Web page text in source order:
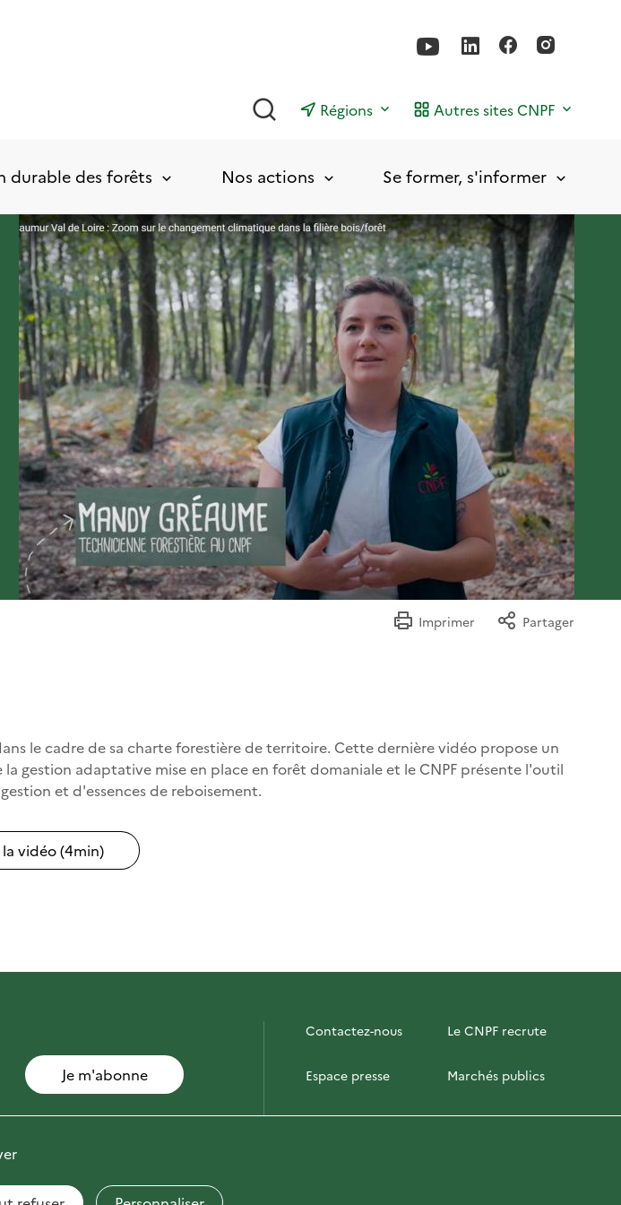
Rechercher
Régions Autres sites CNPF
durable des forêts Nos actions Se former, s'informer
Imprimer Partager
le cadre de sa charte forestière de territoire. Cette dernière vidéo propose un
gestion adaptative mise en place en forêt domaniale et le CNPF présente l'outil
et d'essences de reboisement.
vidéo (4min)
Je m'abonne
Contactez-nous Le CNPF recrute
Espace presse Marchés publics
PhotoFor Briefly in English